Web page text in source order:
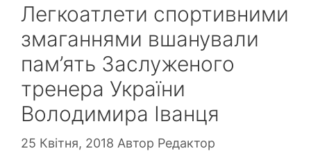
Легкоатлети спортивними
змаганнями вшанували
пам’ять Заслуженого
тренера України
Володимира Іванця
25 Квітня, 2018 Автор Редактор